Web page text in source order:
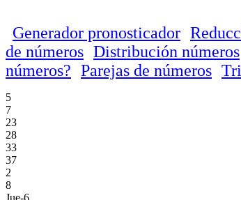
Generador pronosticador
de números Distribución números
números? Parejas de números
5
7
23
28
33
37
2
8
Jue-6